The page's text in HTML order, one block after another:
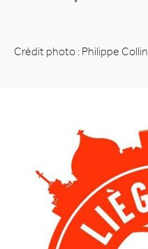
Crédit photo : Philippe Collin